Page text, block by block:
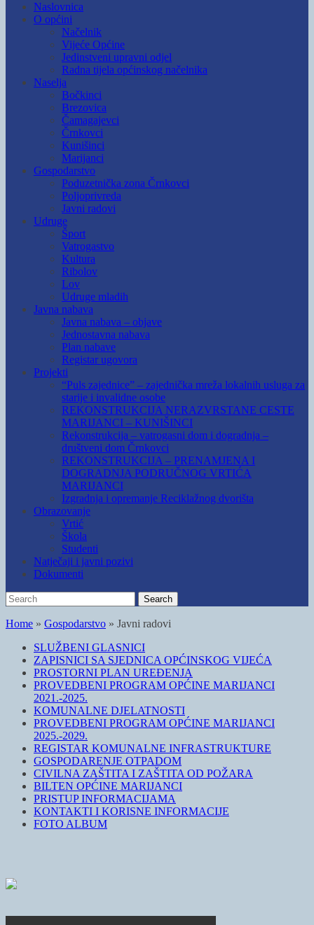
Naslovnica
O općini
Načelnik
Vijeće Općine
Jedinstveni upravni odjel
Radna tijela općinskog načelnika
Naselja
Bočkinci
Brezovica
Čamagajevci
Črnkovci
Kunišinci
Marijanci
Gospodarstvo
Poduzetnička zona Črnkovci
Poljoprivreda
Javni radovi
Udruge
Šport
Vatrogastvo
Kultura
Ribolov
Lov
Udruge mladih
Javna nabava
Javna nabava – objave
Jednostavna nabava
Plan nabave
Registar ugovora
Projekti
“Puls zajednice” – zajednička mreža lokalnih usluga za
starije i invalidne osobe
REKONSTRUKCIJA NERAZVRSTANE CESTE
MARIJANCI – KUNIŠINCI
Rekonstrukcija – vatrogasni dom i dogradnja –
društveni dom Črnkovci
REKONSTRUKCIJA – PRENAMJENA I
DOGRADNJA PODRUČNOG VRTIĆA
MARIJANCI
Izgradnja i opremanje Reciklažnog dvorišta
Obrazovanje
Vrtić
Škola
Studenti
Natječaji i javni pozivi
Dokumenti
Search
for:
Search
Home » Gospodarstvo » Javni radovi
SLUŽBENI GLASNICI
ZAPISNICI SA SJEDNICA OPĆINSKOG VIJEĆA
PROSTORNI PLAN UREĐENJA
PROVEDBENI PROGRAM OPĆINE MARIJANCI
2021.-2025.
KOMUNALNE DJELATNOSTI
PROVEDBENI PROGRAM OPĆINE MARIJANCI
2025.-2029.
REGISTAR KOMUNALNE INFRASTRUKTURE
GOSPODARENJE OTPADOM
CIVILNA ZAŠTITA I ZAŠTITA OD POŽARA
BILTEN OPĆINE MARIJANCI
PRISTUP INFORMACIJAMA
KONTAKTI I KORISNE INFORMACIJE
FOTO ALBUM